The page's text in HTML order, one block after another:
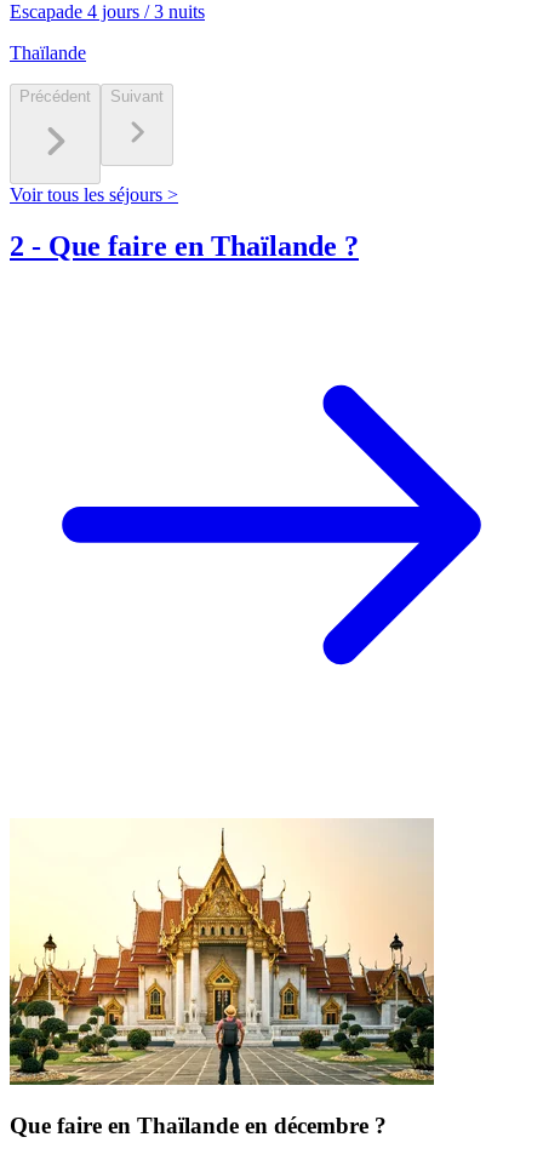
Escapade 4 jours / 3 nuits
Thaïlande
Précédent Suivant
Voir tous les séjours >
2 - Que faire en Thaïlande ?
Que faire en Thaïlande en décembre ?